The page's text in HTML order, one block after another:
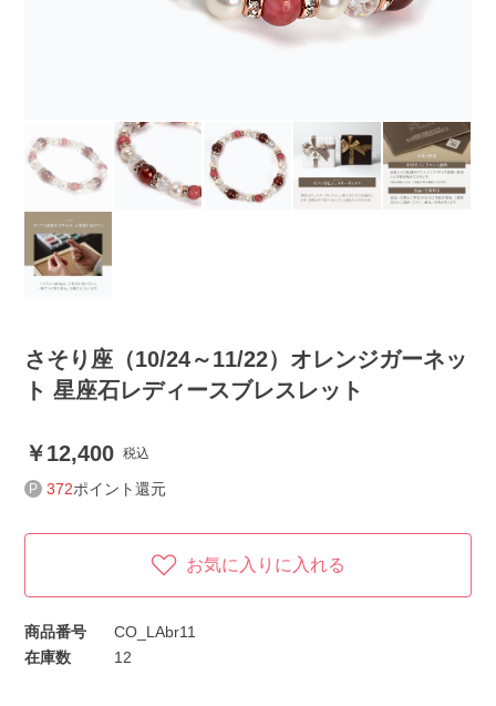
さそり座（10/24～11/22）オレンジガーネッ
ト 星座石レディースブレスレット
12,400 税込
372ポイント還元
お気に入りに入れる
商品番号
CO_LAbr11
在庫数
12